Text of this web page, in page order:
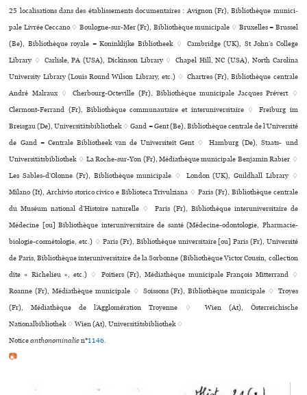
25 localisations dans des établissements documentaires : Avignon (Fr), Bibliothèque muni­ci­
pale Livrée Ceccano ♢ Boulogne-sur-Mer (Fr), Bibliothèque muni­ci­pale ♢ Bruxelles = Brussel
(Be), Bibliothèque royale = Koninklijke Bibliotheek ♢ Cambridge (UK), St John’s College
Library ♢ Carlisle, PA (USA), Dickinson Library ♢ Chapel Hill, NC (USA), North Carolina
University Library (Louis Round Wilson Library, etc.) ♢ Chartres (Fr), Bibliothèque cen­trale
André Malraux ♢ Cherbourg-Octeville (Fr), Bibliothèque muni­ci­pale Jacques Prévert ♢
Clermont-Ferrand (Fr), Bibliothèque com­mu­nau­taire et inte­ru­ni­ver­si­taire ♢ Freiburg im
Breisgau (De), Universitätsbibliothek ♢ Gand = Gent (Be), Bibliothèque centrale de l’Université
de Gand = Centrale Bibliotheek van de Universiteit Gent ♢ Hamburg (De), Staats- und
Universitätsbibliothek ♢ La Roche-sur-Yon (Fr), Médiathèque muni­ci­pale Benjamin Rabier ♢
Les Sables-d’Olonne (Fr), Bibliothèque muni­ci­pale ♢ London (UK), Guildhall Library ♢
Milano (It), Archivio sto­rico civico e Biblioteca Trivulziana ♢ Paris (Fr), Bibliothèque cen­trale
du Muséum natio­nal d’Histoire natu­relle ♢ Paris (Fr), Bibliothèque inte­ru­ni­ver­si­taire de
Médecine [ou] Bibliothèque inte­ru­ni­ver­si­taire de santé (Médecine-odon­to­lo­gie, Pharmacie-
bio­lo­gie-cos­mé­to­lo­gie, etc.) ♢ Paris (Fr), Bibliothèque uni­ver­si­taire [ou] Paris (Fr), Université
de Paris, Bibliothèque inte­ru­ni­ver­si­taire de la Sorbonne (Bibliothèque Victor Cousin, collection
dite « Richelieu », etc.) ♢ Poitiers (Fr), Médiathèque muni­ci­pale François Mitterrand ♢
Roanne (Fr), Médiathèque muni­ci­pale ♢ Soissons (Fr), Bibliothèque muni­ci­pale ♢ Troyes
(Fr), Médiathèque de l’Agglomération Troyenne ♢ Wien (At), Österreichische
Nationalbibliothek ♢ Wien (At), Universitätsbibliothek ♢
Noticeanthonominalien°1146.
📷